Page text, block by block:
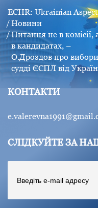
ECHR: Ukrainian Aspect
Новини
Питання не в комісії,
в кандидатах, –
О.Дроздов про вибори
судді ЄСПЛ від
КОНТАКТИ
СЛІДКУЙТЕ ЗА